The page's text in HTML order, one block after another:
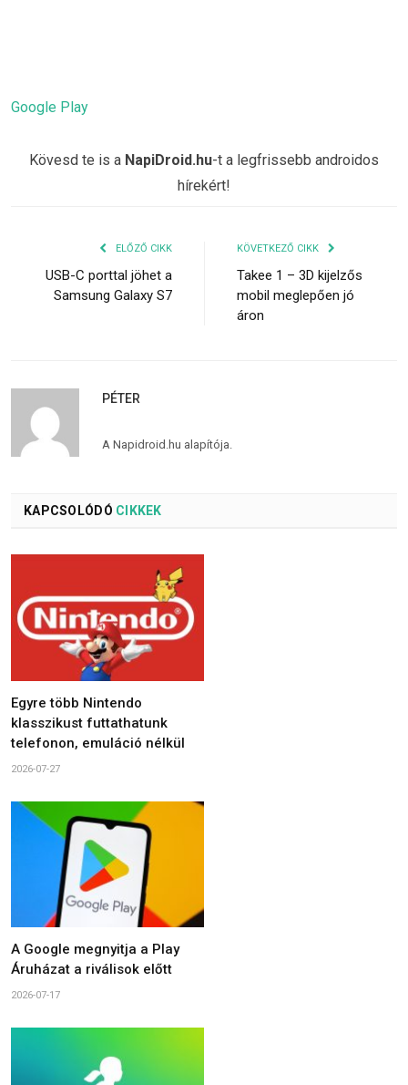
Google Play
Kövesd te is a NapiDroid.hu-t a legfrissebb androidos
hírekért!
ELŐZŐ CIKK
USB-C porttal jöhet a
Samsung Galaxy S7
KÖVETKEZŐ CIKK
Takee 1 – 3D kijelzős
mobil meglepően jó
áron
PÉTER
A Napidroid.hu alapítója.
KAPCSOLÓDÓ CIKKEK
Egyre több Nintendo
klasszikust futtathatunk
telefonon, emuláció nélkül
2026-07-27
A Google megnyitja a Play
Áruházat a riválisok előtt
2026-07-17